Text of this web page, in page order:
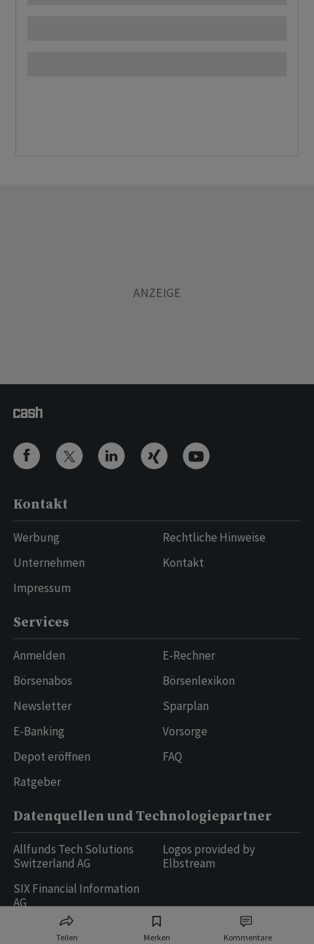
Teilen Merken Kommentare
Kontakt
Werbung
Unternehmen
Impressum
Rechtliche Hinweise
Kontakt
Services
Anmelden
Börsenabos
Newsletter
E-Banking
Depot eröffnen
Ratgeber
E-Rechner
Börsenlexikon
Sparplan
Vorsorge
FAQ
Datenquellen und Technologiepartner
Allfunds Tech Solutions
Switzerland AG
SIX Financial Information
AG
Logos provided by
Elbstream